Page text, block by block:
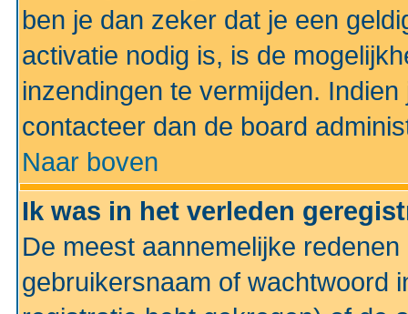
ben je dan zeker dat je een
activatie nodig is, is de
inzendingen te vermijden.
contacteer dan de board
Naar boven
Ik was in het verleden
De meest aannemelijke
gebruikersnaam of wachtwoord